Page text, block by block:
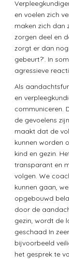
en voelen zich
maken zich dan
zorgen deel en
zorgt er dan
gebeurt?’. In
agressieve
Als
en
communiceren.
de gevoelens
maakt dat de
kunnen worden
kind en gezin.
transparant en
volgen. We
kunnen gaan,
opgebouwd
door de
gezin, wordt de
geschaad In
bijvoorbeeld
het gesprek te